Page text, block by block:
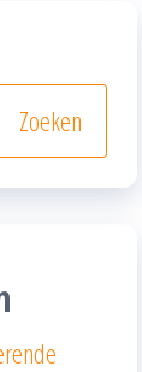
Zoeken